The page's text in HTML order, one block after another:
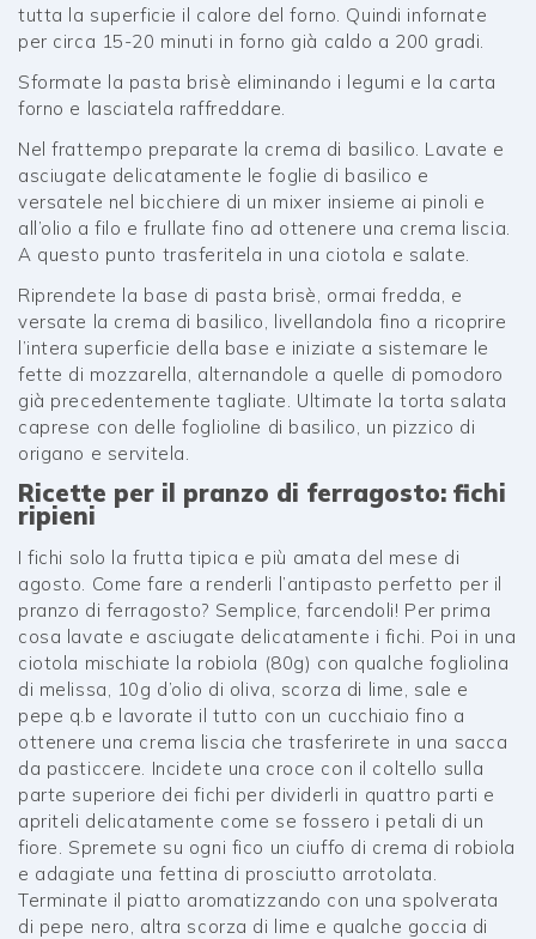
tutta la superficie il calore del forno. Quindi infornate
per circa 15-20 minuti in forno già caldo a 200 gradi.
Sformate la pasta brisè eliminando i legumi e la carta
forno e lasciatela raffreddare.
Nel frattempo preparate la crema di basilico. Lavate e
asciugate delicatamente le foglie di basilico e
versatele nel bicchiere di un mixer insieme ai pinoli e
all’olio a filo e frullate fino ad ottenere una crema liscia.
A questo punto trasferitela in una ciotola e salate.
Riprendete la base di pasta brisè, ormai fredda, e
versate la crema di basilico, livellandola fino a ricoprire
l’intera superficie della base e iniziate a sistemare le
fette di mozzarella, alternandole a quelle di pomodoro
già precedentemente tagliate. Ultimate la torta salata
caprese con delle foglioline di basilico, un pizzico di
origano e servitela.
Ricette per il pranzo di ferragosto: fichi
ripieni
I fichi solo la frutta tipica e più amata del mese di
agosto. Come fare a renderli l’antipasto perfetto per il
pranzo di ferragosto? Semplice, farcendoli! Per prima
cosa lavate e asciugate delicatamente i fichi. Poi in una
ciotola mischiate la robiola (80g) con qualche fogliolina
di melissa, 10g d’olio di oliva, scorza di lime, sale e
pepe q.b e lavorate il tutto con un cucchiaio fino a
ottenere una crema liscia che trasferirete in una sacca
da pasticcere. Incidete una croce con il coltello sulla
parte superiore dei fichi per dividerli in quattro parti e
apriteli delicatamente come se fossero i petali di un
fiore. Spremete su ogni fico un ciuffo di crema di robiola
e adagiate una fettina di prosciutto arrotolata.
Terminate il piatto aromatizzando con una spolverata
di pepe nero, altra scorza di lime e qualche goccia di